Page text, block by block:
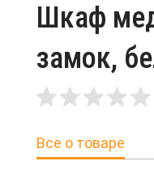
Шкаф
замок,
Все о товаре